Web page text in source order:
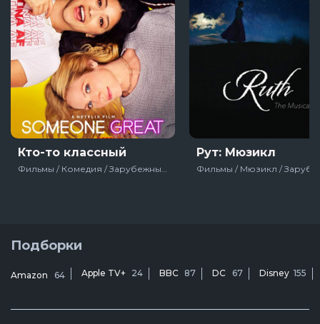
Кто-то классный Рут: Мюзикл
Подборки
Amazon 64 Apple TV+ 24 BBC 87 DC 67 Disney 155